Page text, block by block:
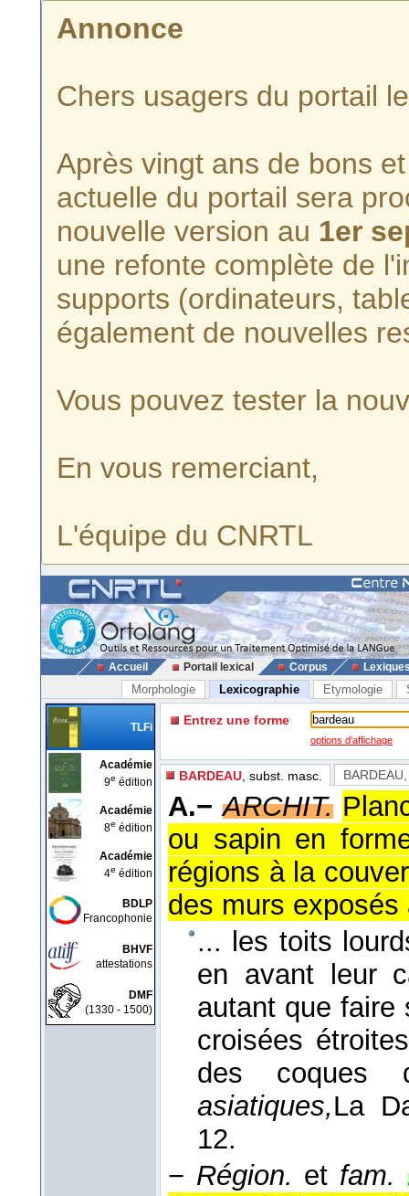
Annonce
Chers usagers du portail
Après vingt ans de bons
actuelle du portail sera
nouvelle version au 1er
une refonte complète de
supports (ordinateurs,
également de nouvelles
Vous pouvez tester la
En vous remerciant,
L'équipe du CNRTL
Accueil Portail lexical Corpus
Morphologie Lexicographie Etymologie
TLFi
Académie
9e édition
Académie
8e édition
Académie
4e édition
BDLP
Francophonie
BHVF
attestations
DMF
(1330 - 1500)
Entrez une forme
options d'affichage
BARDEAU , subst. masc. BARDEAU
A.− ARCHIT.
ou sapin en
régions à la
des murs
... les toits
en avant leur
autant que faire
croisées
des coques
asiatiques,La
12.
− Région. et fam.